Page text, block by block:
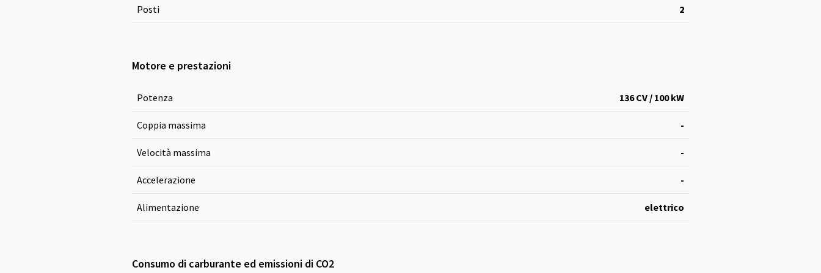
Posti 2
Motore e prestazioni
Potenza 136 CV / 100 kW
Coppia massima -
Velocità massima -
Accelerazione -
Alimentazione elettrico
Consumo di carburante ed emissioni di CO2